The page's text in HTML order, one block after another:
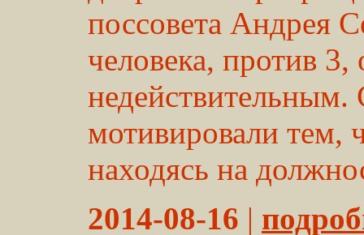
поссовета Андрея
человека, против
мотивировали тем,
находясь на
2014-08-16 |